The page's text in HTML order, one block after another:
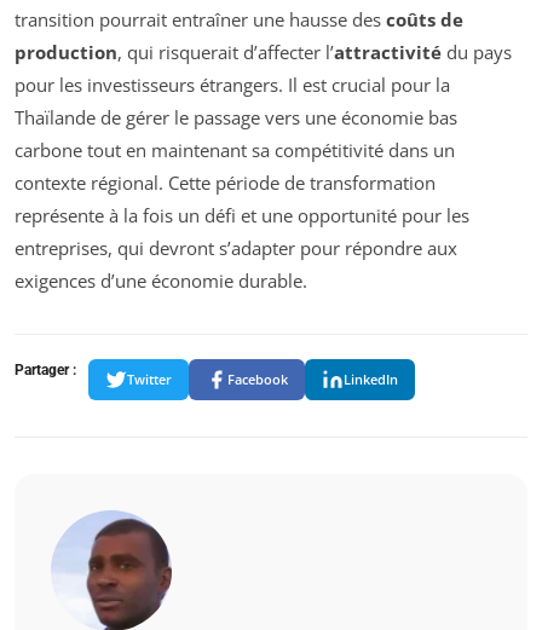
transition pourrait entraîner une hausse des coûts de
production, qui risquerait d’affecter l’attractivité du pays
pour les investisseurs étrangers. Il est crucial pour la
Thaïlande de gérer le passage vers une économie bas
carbone tout en maintenant sa compétitivité dans un
contexte régional. Cette période de transformation
représente à la fois un défi et une opportunité pour les
entreprises, qui devront s’adapter pour répondre aux
exigences d’une économie durable.
Partager :
Twitter Facebook LinkedIn